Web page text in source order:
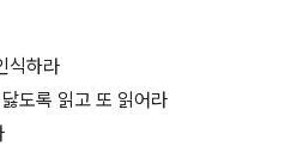
식하라
도록 읽고 또 읽어라